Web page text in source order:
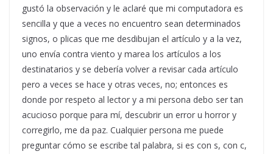
gustó la observación y le aclaré que mi computadora es
sencilla y que a veces no encuentro sean determinados
signos, o plicas que me desdibujan el artículo y a la vez,
uno envía contra viento y marea los artículos a los
destinatarios y se debería volver a revisar cada artículo
pero a veces se hace y otras veces, no; entonces es
donde por respeto al lector y a mi persona debo ser tan
acucioso porque para mí, descubrir un error u horror y
corregirlo, me da paz. Cualquier persona me puede
preguntar cómo se escribe tal palabra, si es con s, con c,